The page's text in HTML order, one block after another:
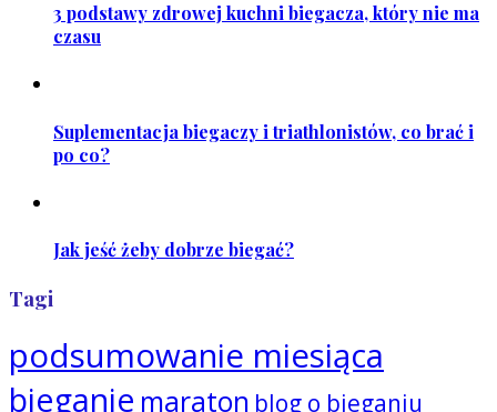
3 podstawy zdrowej kuchni biegacza, który nie ma
czasu
Suplementacja biegaczy i triathlonistów, co brać i
po co?
Jak jeść żeby dobrze biegać?
Tagi
podsumowanie miesiąca
bieganie maraton blog o bieganiu